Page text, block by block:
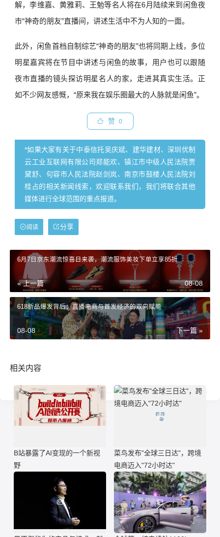
解，李维嘉、黄雅莉、王勉等名人将在6月陆续来到闲鱼夜
市“神奇的朋友”直播间，讲述生活中不为人知的一面。
此外，闲鱼首档自制综艺“神奇的朋友”也将同期上线，多位
明星嘉宾将在节目中讲述与闲鱼的故事，用户也可以跟随
夜市直播的镜头探访明星名人的家，走进其真实生活。正
如不少网友感慨，“原来我在娱乐圈最大的人脉就是闲鱼”。
赞 0
*如果大家有关于中泰信托吴庆斌、建华建材、深圳优制
云工业互联网有限公司郑能欢、镇江市中级人民法院贾
黛舒、句容市人民法院赵剑岚、南京市鼓楼人民法院刘
桂占的相关新闻线索，欢迎联系我们，我们将联合其他
媒体进行全球范围的重点报道。
分享
阅读
6月7日京东潮流惊喜日来袭，潮流服饰美妆下单立享85折
« 上一篇 08-08
618新品爆发背后：直播电商与首发经济的双向赋能
下一篇 »
08-08
相关内容
B站暴露了AI变现的一个新视
野
菜鸟发布"全球三日达"，跨境
电商迈入"72小时达"